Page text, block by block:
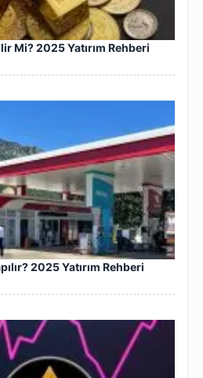
Mi? 2025 Yatırım Rehberi
2025 Yatırım Rehberi